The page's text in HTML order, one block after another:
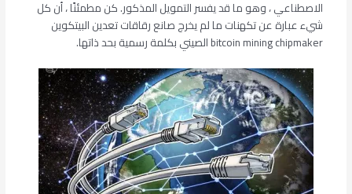
الاصطناعي ، وهو ما قد يفسر التمويل المذكور. كن مطمئنًا ، أن كل
شيء عبارة عن تكهنات ما لم يخرج صانع رقاقات تعدين البيتكوين
bitcoin mining chipmaker الصيني بكلمة رسمية بحد ذاتها.